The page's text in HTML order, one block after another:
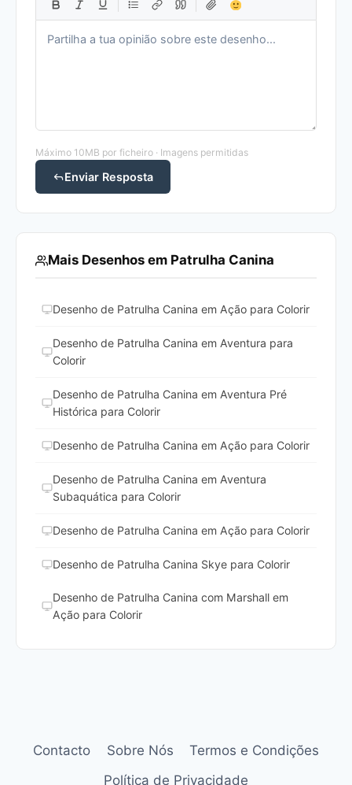
Máximo 10MB por ficheiro · Imagens permitidas
Enviar Resposta
Mais Desenhos em Patrulha Canina
Desenho de Patrulha Canina em Ação para Colorir
Desenho de Patrulha Canina em Aventura para
Colorir
Desenho de Patrulha Canina em Aventura Pré
Histórica para Colorir
Desenho de Patrulha Canina em Ação para Colorir
Desenho de Patrulha Canina em Aventura
Subaquática para Colorir
Desenho de Patrulha Canina em Ação para Colorir
Desenho de Patrulha Canina Skye para Colorir
Desenho de Patrulha Canina com Marshall em
Ação para Colorir
Contacto Sobre Nós
Termos e Condições
Política de Privacidade